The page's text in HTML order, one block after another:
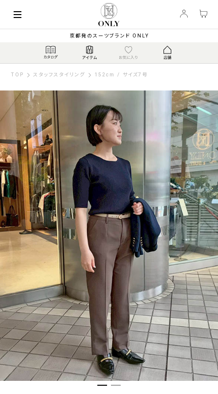
京都発のスーツブランド ONLY
TOP スタッフスタイリング 152cm / サイズ7号